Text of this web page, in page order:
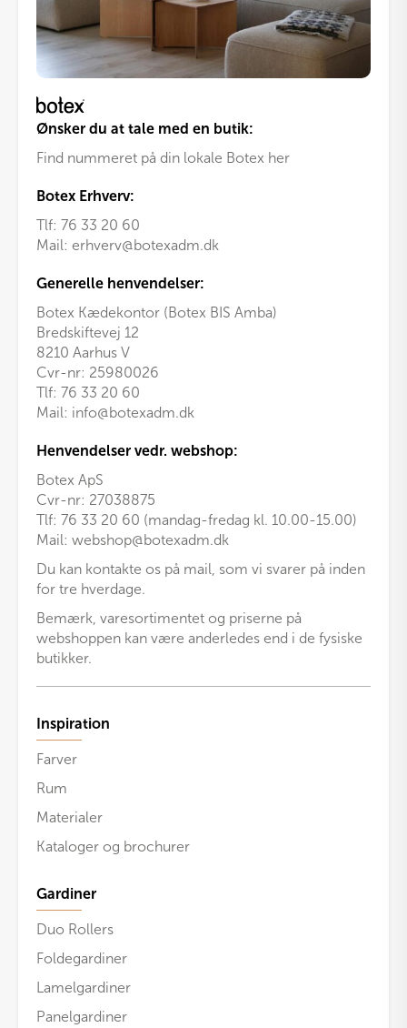
Ønsker du at tale med en butik:
Find nummeret på din lokale Botex her
Botex Erhverv:
Tlf: 76 33 20 60
Mail: erhverv@botexadm.dk
Generelle henvendelser:
Botex Kædekontor (Botex BIS Amba)
Bredskiftevej 12
8210 Aarhus V
Cvr-nr: 25980026
Tlf: 76 33 20 60
Mail: info@botexadm.dk
Henvendelser vedr. webshop:
Botex ApS
Cvr-nr: 27038875
Tlf: 76 33 20 60 (mandag-fredag kl. 10.00-15.00)
Mail: webshop@botexadm.dk
Du kan kontakte os på mail, som vi svarer på inden
for tre hverdage.
Bemærk, varesortimentet og priserne på
webshoppen kan være anderledes end i de fysiske
butikker.
Inspiration
Farver
Rum
Materialer
Kataloger og brochurer
Gardiner
Duo Rollers
Foldegardiner
Lamelgardiner
Panelgardiner